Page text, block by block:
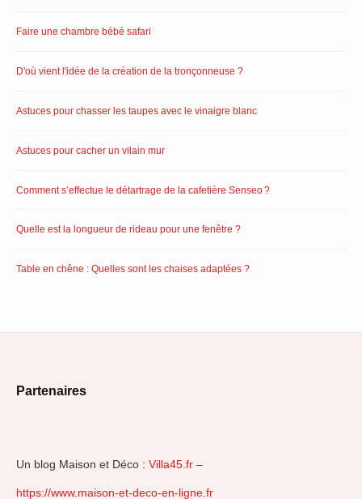
Faire une chambre bébé safari
D'où vient l'idée de la création de la tronçonneuse ?
Astuces pour chasser les taupes avec le vinaigre blanc
Astuces pour cacher un vilain mur
Comment s’effectue le détartrage de la cafetière Senseo ?
Quelle est la longueur de rideau pour une fenêtre ?
Table en chêne : Quelles sont les chaises adaptées ?
Partenaires
Un blog Maison et Déco : Villa45.fr –
https://www.maison-et-deco-en-ligne.fr